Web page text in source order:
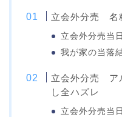
立会外分売 名
立会外分売当
我が家の当落
立会外分売 ア
し全ハズレ
立会外分売当